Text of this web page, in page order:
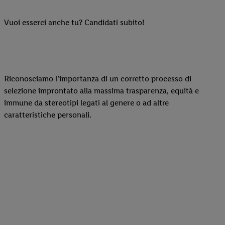
Vuoi esserci anche tu? Candidati subito!
Riconosciamo l’importanza di un corretto processo di
selezione improntato alla massima trasparenza, equità e
immune da stereotipi legati al genere o ad altre
caratteristiche personali.